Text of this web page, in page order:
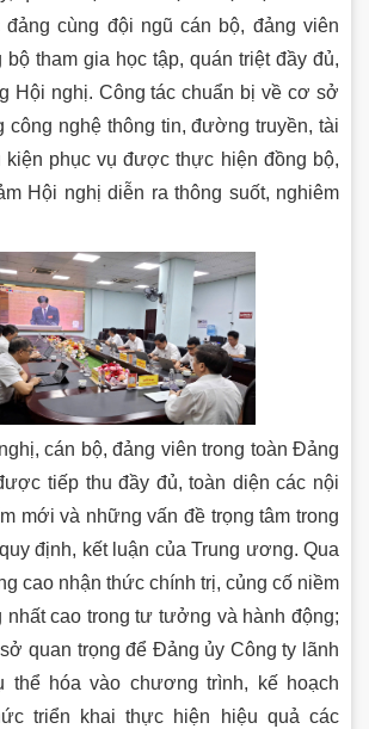
cùng đội ngũ cán bộ, đảng viên
tham gia học tập, quán triệt đầy đủ,
Hội nghị. Công tác chuẩn bị về cơ sở
công nghệ thông tin, đường truyền, tài
kiện phục vụ được thực hiện đồng bộ,
Hội nghị diễn ra thông suốt, nghiêm
cán bộ, đảng viên trong toàn Đảng
tiếp thu đầy đủ, toàn diện các nội
mới và những vấn đề trọng tâm trong
định, kết luận của Trung ương. Qua
cao nhận thức chính trị, củng cố niềm
nhất cao trong tư tưởng và hành động;
quan trọng để Đảng ủy Công ty lãnh
thể hóa vào chương trình, kế hoạch
triển khai thực hiện hiệu quả các